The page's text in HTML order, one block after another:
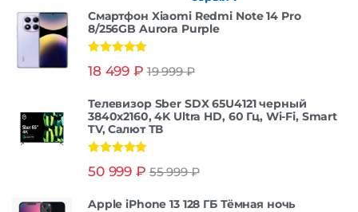
Смартфон Xiaomi Redmi Note 14 Pro
8/256GB Aurora Purple
из 5
18 499 ₽ 19 999₽
Телевизор Sber SDX 65U4121 черный
3840x2160, 4K Ultra HD, 60 Гц, Wi-Fi, Smart
TV, Салют ТВ
из 5
50 999 ₽ 55 999₽
Apple iPhone 13 128 ГБ Тёмная ночь